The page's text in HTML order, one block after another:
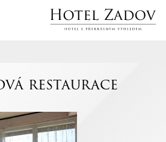
restaurace